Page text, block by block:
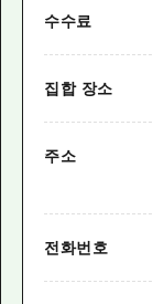
수수료
집합 장소
주소
전화번호